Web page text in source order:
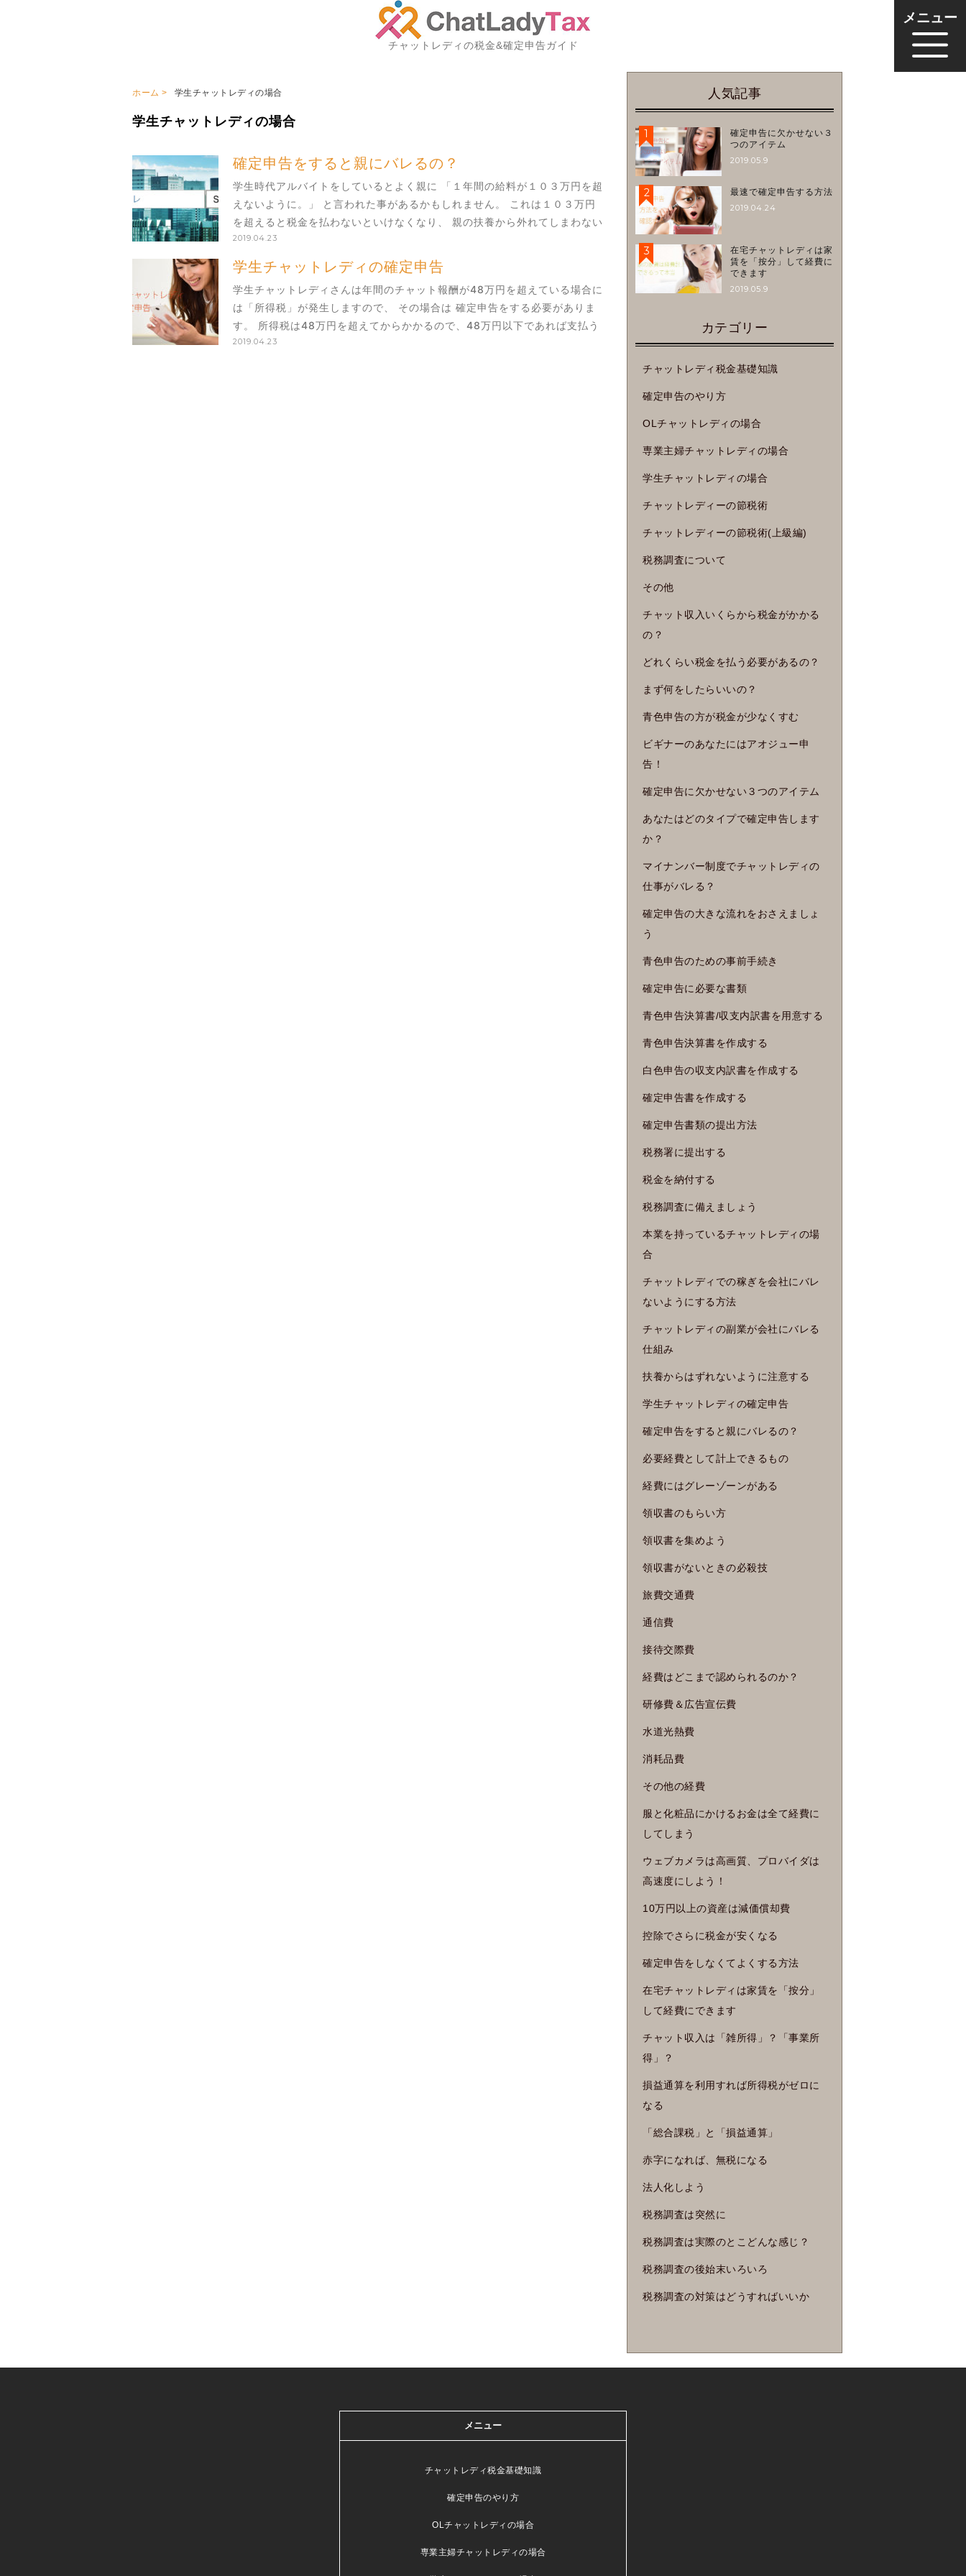
チャットレディの税金&確定申告ガイド
メニュー
ホーム 学生チャットレディの場合
学生チャットレディの場合
確定申告をすると親にバレるの？
学生時代アルバイトをしているとよく親に 「１年間の給料が１０３万円を超
えないように。」 と言われた事があるかもしれません。 これは１０３万円
を超えると税金を払わないといけなくなり、 親の扶養から外れてしまわない
ように忠告してくれていたのです
2019.04.23
学生チャットレディの確定申告
学生チャットレディさんは年間のチャット報酬が48万円を超えている場合に
は「所得税」が発生しますので、 その場合は 確定申告をする必要がありま
す。 所得税は48万円を超えてからかかるので、48万円以下であれば支払う
必要はありません。 なぜ48
2019.04.23
人気記事
1
確定申告に欠かせない３
つのアイテム
2019.05.9
2
最速で確定申告する方法
2019.04.24
3
在宅チャットレディは家
賃を「按分」して経費に
できます
2019.05.9
カテゴリー
チャットレディ税金基礎知識
確定申告のやり方
OLチャットレディの場合
専業主婦チャットレディの場合
学生チャットレディの場合
チャットレディーの節税術
チャットレディーの節税術(上級編)
税務調査について
その他
チャット収入いくらから税金がかかる
の？
どれくらい税金を払う必要があるの？
まず何をしたらいいの？
青色申告の方が税金が少なくすむ
ビギナーのあなたにはアオジュー申
告！
確定申告に欠かせない３つのアイテム
あなたはどのタイプで確定申告します
か？
マイナンバー制度でチャットレディの
仕事がバレる？
確定申告の大きな流れをおさえましょ
う
青色申告のための事前手続き
確定申告に必要な書類
青色申告決算書/収支内訳書を用意する
青色申告決算書を作成する
白色申告の収支内訳書を作成する
確定申告書を作成する
確定申告書類の提出方法
税務署に提出する
税金を納付する
税務調査に備えましょう
本業を持っているチャットレディの場
合
チャットレディでの稼ぎを会社にバレ
ないようにする方法
チャットレディの副業が会社にバレる
仕組み
扶養からはずれないように注意する
学生チャットレディの確定申告
確定申告をすると親にバレるの？
必要経費として計上できるもの
経費にはグレーゾーンがある
領収書のもらい方
領収書を集めよう
領収書がないときの必殺技
旅費交通費
通信費
接待交際費
経費はどこまで認められるのか？
研修費＆広告宣伝費
水道光熱費
消耗品費
その他の経費
服と化粧品にかけるお金は全て経費に
してしまう
ウェブカメラは高画質、プロバイダは
高速度にしよう！
10万円以上の資産は減価償却費
控除でさらに税金が安くなる
確定申告をしなくてよくする方法
在宅チャットレディは家賃を「按分」
して経費にできます
チャット収入は「雑所得」？「事業所
得」？
損益通算を利用すれば所得税がゼロに
なる
「総合課税」と「損益通算」
赤字になれば、無税になる
法人化しよう
税務調査は突然に
税務調査は実際のとこどんな感じ？
税務調査の後始末いろいろ
税務調査の対策はどうすればいいか
メニュー
チャットレディ税金基礎知識
確定申告のやり方
OLチャットレディの場合
専業主婦チャットレディの場合